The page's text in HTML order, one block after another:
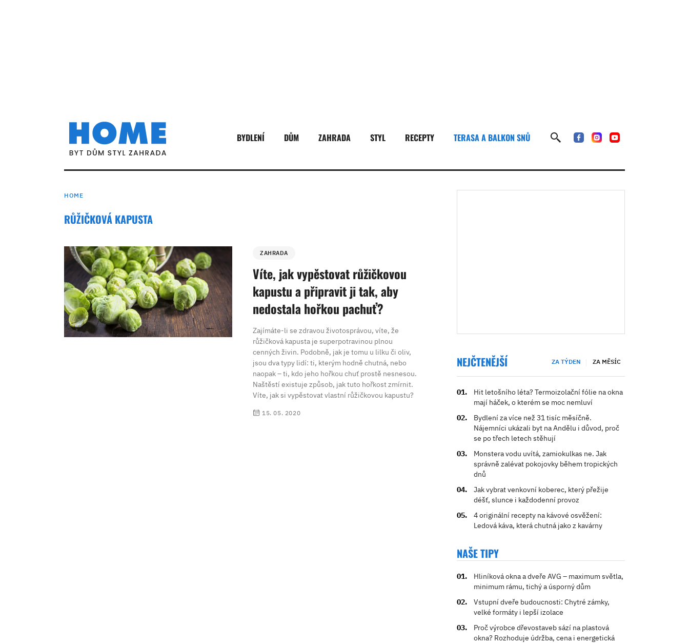
BYDLENÍ DŮM ZAHRADA STYL RECEPTY TERASA A BALKON SNŮ
HOME
RŮŽIČKOVÁ KAPUSTA
ZAHRADA
Víte, jak vypěstovat růžičkovou
kapustu a připravit ji tak, aby
nedostala hořkou pachuť?
Zajímáte-li se zdravou životosprávou, víte, že
růžičková kapusta je superpotravinou plnou
cenných živin. Podobně, jak je tomu u lilku či oliv,
jsou dva typy lidí: ti, kterým hodně chutná, nebo
naopak – ti, kdo jeho hořkou chuť prostě nesnesou.
Naštěstí existuje způsob, jak tuto hořkost zmírnit.
Víte, jak si vypěstovat vlastní růžičkovou kapustu?
15. 05. 2020
NEJČTENĚJŠÍ ZA TÝDEN ZA MĚSÍC
Hit letošního léta? Termoizolační fólie na okna
mají háček, o kterém se moc nemluví
Bydlení za více než 31 tisíc měsíčně.
Nájemníci ukázali byt na Andělu i důvod, proč
se po třech letech stěhují
Monstera vodu uvítá, zamiokulkas ne. Jak
správně zalévat pokojovky během tropických
dnů
Jak vybrat venkovní koberec, který přežije
déšť, slunce i každodenní provoz
4 originální recepty na kávové osvěžení:
Ledová káva, která chutná jako z kavárny
NAŠE TIPY
Hliníková okna a dveře AVG – maximum světla,
minimum rámu, tichý a úsporný dům
Vstupní dveře budoucnosti: Chytré zámky,
velké formáty i lepší izolace
Proč výrobce dřevostaveb sází na plastová
okna? Rozhoduje údržba, cena i energetická